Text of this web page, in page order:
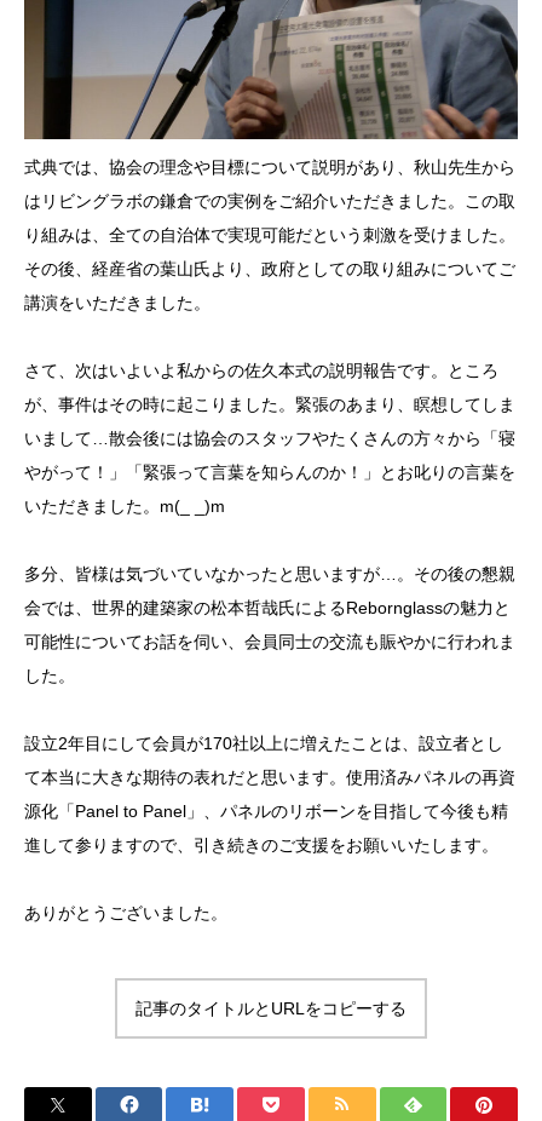
式典では、協会の理念や目標について説明があり、秋山先生から
はリビングラボの鎌倉での実例をご紹介いただきました。この取
り組みは、全ての自治体で実現可能だという刺激を受けました。
その後、経産省の葉山氏より、政府としての取り組みについてご
講演をいただきました。
さて、次はいよいよ私からの佐久本式の説明報告です。ところ
が、事件はその時に起こりました。緊張のあまり、瞑想してしま
いまして…散会後には協会のスタッフやたくさんの方々から「寝
やがって！」「緊張って言葉を知らんのか！」とお叱りの言葉を
いただきました。m(_ _)m
多分、皆様は気づいていなかったと思いますが…。その後の懇親
会では、世界的建築家の松本哲哉氏によるRebornglassの魅力と
可能性についてお話を伺い、会員同士の交流も賑やかに行われま
した。
設立2年目にして会員が170社以上に増えたことは、設立者とし
て本当に大きな期待の表れだと思います。使用済みパネルの再資
源化「Panel to Panel」、パネルのリボーンを目指して今後も精
進して参りますので、引き続きのご支援をお願いいたします。
ありがとうございました。
記事のタイトルとURLをコピーする